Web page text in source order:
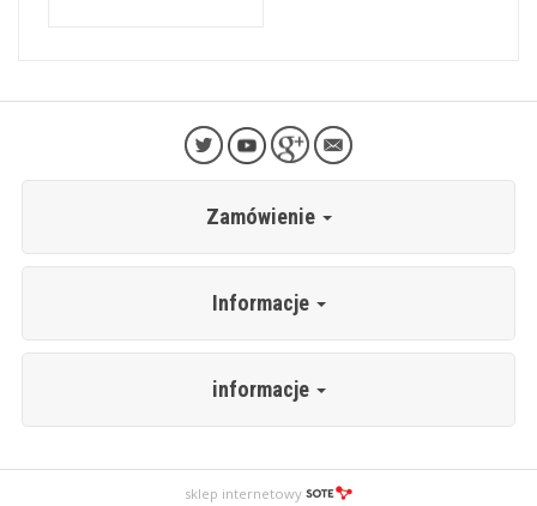
Zamówienie
Informacje
informacje
sklep internetowy